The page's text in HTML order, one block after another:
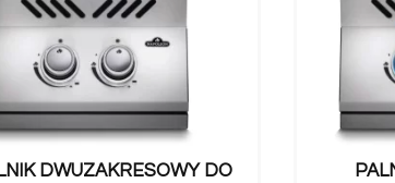
DWUZAKRESOWY DO